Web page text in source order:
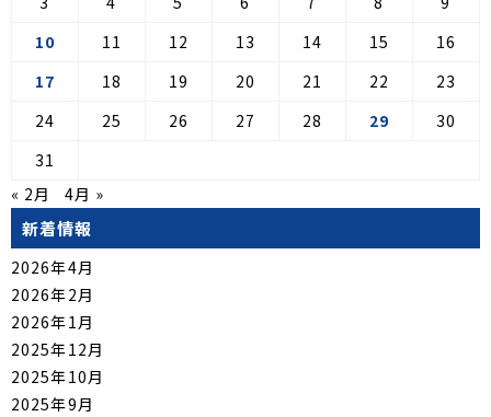
10
11 12 13 14 15
16
17
18 19 20 21 22
23
24
25 26 27 28 29
30
31
« 2月
4月 »
新着情報
2026年4月
2026年2月
2026年1月
2025年12月
2025年10月
2025年9月